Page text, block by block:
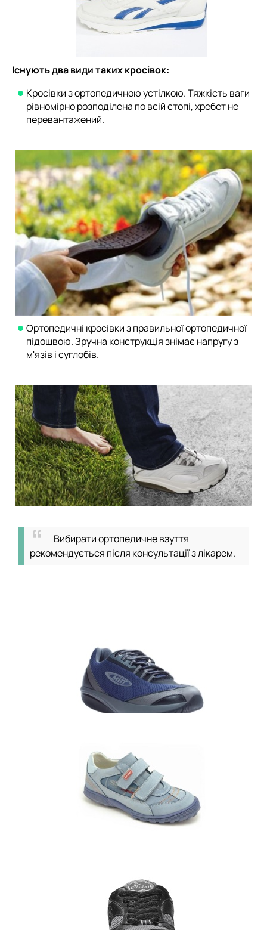
Існують два види таких кросівок:
Кросівки з ортопедичною устілкою. Тяжкість ваги
рівномірно розподілена по всій стопі, хребет не
перевантажений.
Ортопедичні кросівки з правильної ортопедичної
підошвою. Зручна конструкція знімає напругу з
м'язів і суглобів.
Вибирати ортопедичне взуття
рекомендується після консультації з лікарем.